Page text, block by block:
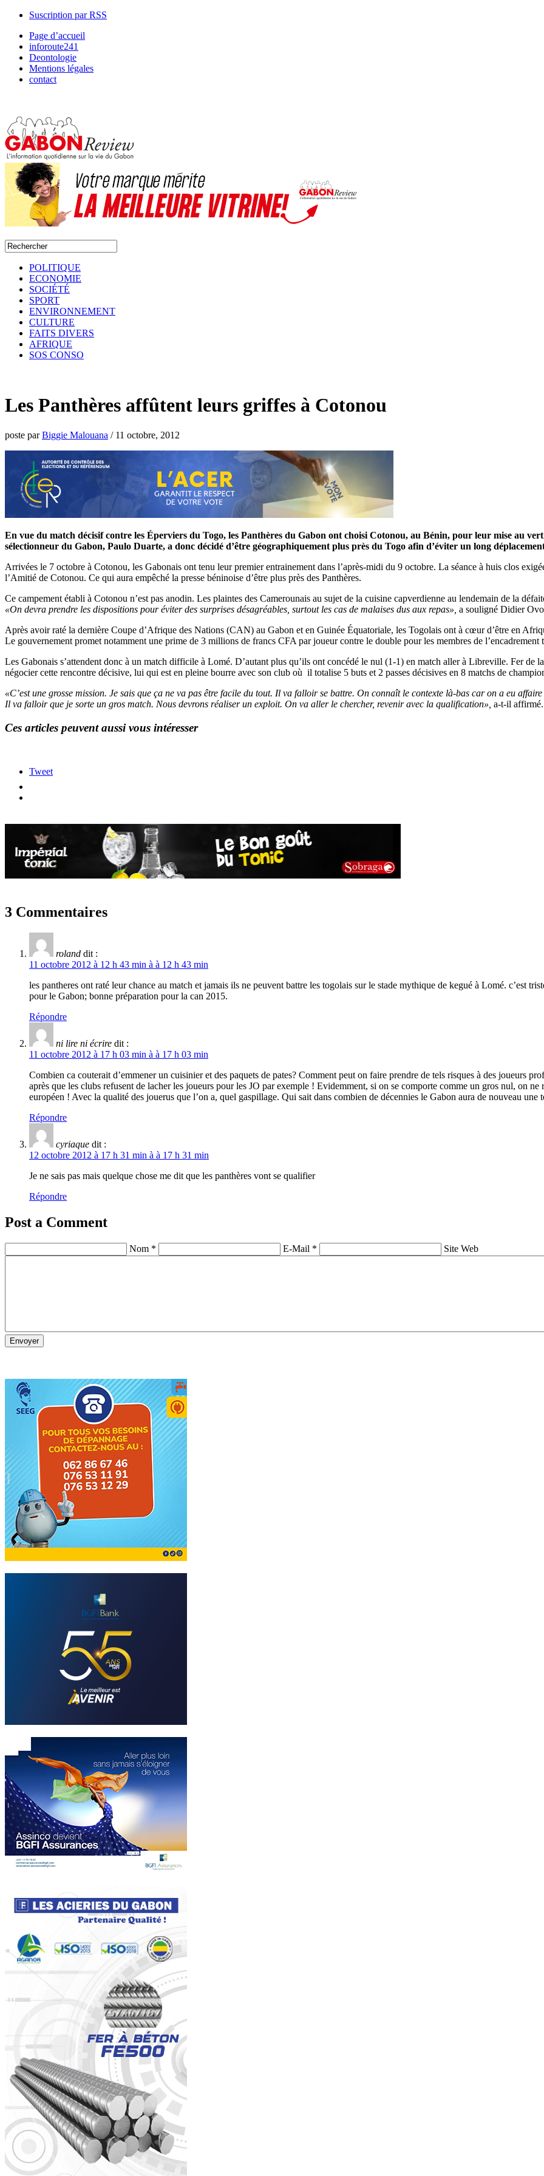
Suscription par RSS
Page d’accueil
inforoute241
Deontologie
Mentions légales
contact
POLITIQUE
ECONOMIE
SOCIÉTÉ
SPORT
ENVIRONNEMENT
CULTURE
FAITS DIVERS
AFRIQUE
SOS CONSO
Les Panthères affûtent leurs griffes à Cotonou
poste parBiggie Malouana / 11 octobre, 2012
En vue du match décisif contre les Éperviers du Togo, les Panthères du Gabon ont choisi Cotonou, au Bénin, pour leur mise au
sélectionneur du Gabon, Paulo Duarte, a donc décidé d’être géographiquement plus près du Togo afin d’éviter un long
Arrivées le 7 octobre à Cotonou, les Gabonais ont tenu leur premier entrainement dans l’après-midi du 9 octobre. La séance à huis clos
l’Amitié de Cotonou. Ce qui aura empêché la presse béninoise d’être plus près des Panthères.
Ce campement établi à Cotonou n’est pas anodin. Les plaintes des Camerounais au sujet de la cuisine capverdienne au lendemain de la
«On devra prendre les dispositions pour éviter des surprises désagréables, surtout les cas de malaises dus aux repas», a souligné Didier
Après avoir raté la dernière Coupe d’Afrique des Nations (CAN) au Gabon et en Guinée Équatoriale, les Togolais ont à cœur d’être en
Le gouvernement promet notamment une prime de 3 millions de francs CFA par joueur contre le double pour les membres de
Les Gabonais s’attendent donc à un match difficile à Lomé. D’autant plus qu’ils ont concédé le nul (1-1) en match aller à Libreville. Fer de
négocier cette rencontre décisive, lui qui est en pleine bourre avec son club où il totalise 5 buts et 2 passes décisives en 8 matchs de
«C’est une grosse mission. Je sais que ça ne va pas être facile du tout. Il va falloir se battre. On connaît le contexte là-bas car on a eu
Il va falloir que je sorte un gros match. Nous devrons réaliser un exploit. On va aller le chercher, revenir avec la qualification», a-t-il affirmé.
Ces articles peuvent aussi vous intéresser
Tweet
3 Commentaires
roland dit :
11 octobre 2012 à 12 h 43 min à à 12 h 43 min
les pantheres ont raté leur chance au match et jamais ils ne peuvent battre les togolais sur le stade mythique de kegué à Lomé. c’est
pour le Gabon; bonne préparation pour la can 2015.
Répondre
ni lire ni écrire dit :
11 octobre 2012 à 17 h 03 min à à 17 h 03 min
Combien ca couterait d’emmener un cuisinier et des paquets de pates? Comment peut on faire prendre de tels risques à des joueurs
après que les clubs refusent de lacher les joueurs pour les JO par exemple ! Evidemment, si on se comporte comme un gros nul, on
européen ! Avec la qualité des jouerus que l’on a, quel gaspillage. Qui sait dans combien de décennies le Gabon aura de nouveau une
Répondre
cyriaque dit :
12 octobre 2012 à 17 h 31 min à à 17 h 31 min
Je ne sais pas mais quelque chose me dit que les panthères vont se qualifier
Répondre
Post a Comment
Nom * E-Mail * Site Web